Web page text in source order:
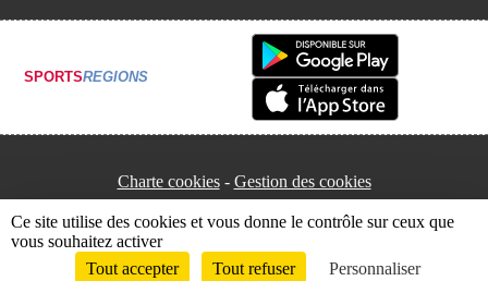
SPORTSREGIONS
Charte cookies Gestion des cookies
Envie de participer ? Connexion
Ce site utilise des cookies et vous donne le contrôle sur ceux que
vous souhaitez activer
Tout accepter
Tout refuser Personnaliser